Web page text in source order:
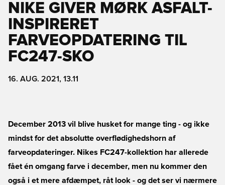
NIKE GIVER MØRK ASFALT-
INSPIRERET
FARVEOPDATERING TIL
FC247-SKO
16. AUG. 2021, 13.11
December 2013 vil blive husket for mange ting - og ikke
mindst for det absolutte overflødighedshorn af
farveopdateringer. Nikes FC247-kollektion har allerede
fået én omgang farve i december, men nu kommer den
også i et mere afdæmpet, råt look - og det ser vi nærmere